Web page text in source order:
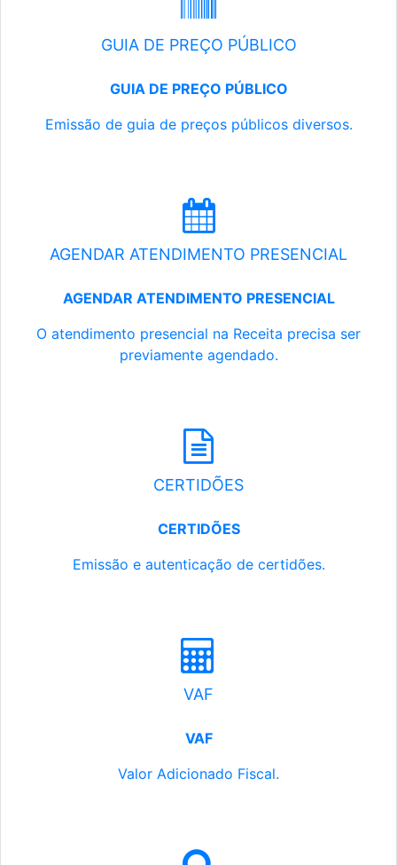
GUIA DE PREÇO PÚBLICO
GUIA DE PREÇO PÚBLICO
Emissão de guia de preços públicos diversos.
AGENDAR ATENDIMENTO PRESENCIAL
AGENDAR ATENDIMENTO PRESENCIAL
O atendimento presencial na Receita precisa ser
previamente agendado.
CERTIDÕES
CERTIDÕES
Emissão e autenticação de certidões.
VAF
VAF
Valor Adicionado Fiscal.